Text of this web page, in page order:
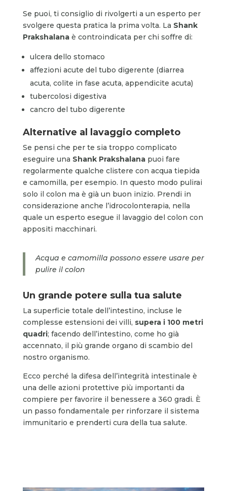
Se puoi, ti consiglio di rivolgerti a un esperto per
svolgere questa pratica la prima volta. La Shank
Prakshalanaè controindicata per chi soffre di:
ulcera dello stomaco
affezioni acute del tubo digerente (diarrea
acuta, colite in fase acuta, appendicite acuta)
tubercolosi digestiva
cancro del tubo digerente
Alternative al lavaggio completo
Se pensi che per te sia troppo complicato
eseguire una Shank Prakshalanapuoi fare
regolarmente qualche clistere con acqua tiepida
e camomilla, per esempio. In questo modo pulirai
solo il colon ma è già un buon inizio. Prendi in
considerazione anche l’idrocolonterapia, nella
quale un esperto esegue il lavaggio del colon con
appositi macchinari.
Acqua e camomilla possono essere usare per
pulire il colon
Un grande potere sulla tua salute
La superficie totale dell’intestino, incluse le
complesse estensioni dei villi, supera i 100 metri
quadri; facendo dell’intestino, come ho già
accennato, il più grande organo di scambio del
nostro organismo.
Ecco perché la difesa dell’integrità intestinale è
una delle azioni protettive più importanti da
compiere per favorire il benessere a 360 gradi. È
un passo fondamentale per rinforzare il sistema
immunitario e prenderti cura della tua salute.